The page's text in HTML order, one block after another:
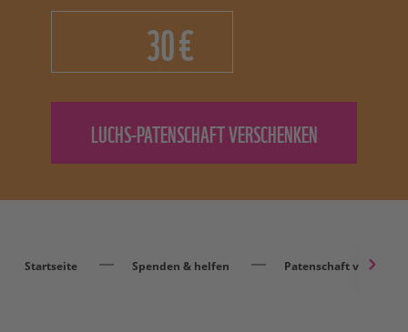
€
Startseite Spenden & helfen Patenschaft